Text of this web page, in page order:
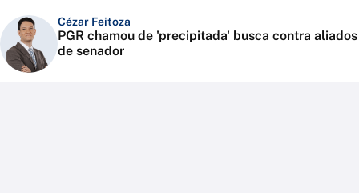
Cézar Feitoza
PGR chamou de 'precipitada' busca contra aliados
de senador